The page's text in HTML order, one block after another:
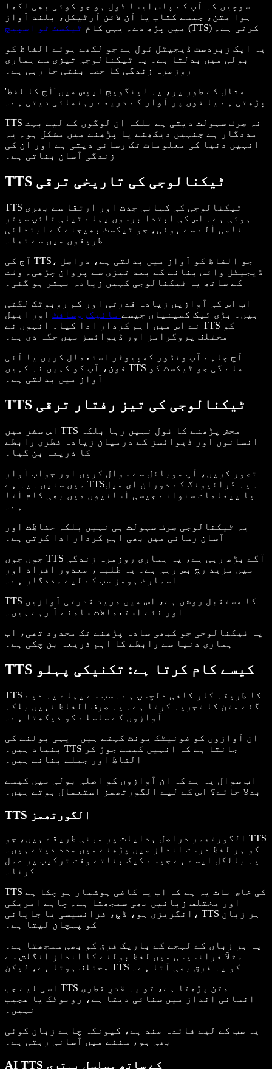
سوچیں کہ آپ کے پاس ایسا ٹول ہو جو کوئی بھی لکھا
ہوا متن، جیسے کتاب یا آن لائن آرٹیکل، بلند آواز
میں پڑھ دے۔ یہی کام ٹیکسٹ ٹو اسپیچ
(TTS) کرتی ہے۔
یہ ایک زبردست ڈیجیٹل ٹول ہے جو لکھے ہوئے الفاظ کو
بولی میں بدلتا ہے۔ یہ ٹیکنالوجی تیزی سے ہماری
مثال کے طور پر، یہ لینگویج ایپس میں 'آج کا لفظ'
پڑھتی ہے یا فون پر آواز کے ذریعے رہنمائی دیتی ہے۔
TTS نہ صرف سہولت دیتی ہے بلکہ ان لوگوں کے لیے بہت
مددگار ہے جنہیں دیکھنے یا پڑھنے میں مشکل ہو۔ یہ
انہیں دنیا کی معلومات تک رسائی دیتی ہے اور ان کی
زندگی آسان بناتی ہے۔
TTS ٹیکنالوجی کی تاریخی ترقی
TTS ٹیکنالوجی کی کہانی جدت اور ارتقا سے بھری
ہوئی ہے۔ اس کی ابتدا برسوں پہلے ٹیلی ٹائپ سیٹر
نامی آلے سے ہوئی، جو ٹیکسٹ بھیجنے کے ابتدائی
طریقوں میں سے تھا۔
آج کی TTS، جو الفاظ کو آواز میں بدلتی ہے، دراصل
ڈیجیٹل وائس بنانے کے بعد تیزی سے پروان چڑھی۔ وقت
کے ساتھ یہ ٹیکنالوجی کہیں زیادہ بہتر ہو گئی۔
اب اس کی آوازیں زیادہ قدرتی اور کم روبوٹک لگتی
ہیں۔ بڑی ٹیک کمپنیاں جیسے مائیکروسافٹ اور ایپل
نے اس میں اہم کردار ادا کیا۔ انہوں نے TTS کو
مختلف پروگرامز اور ڈیوائسز میں جگہ دی ہے۔
آج چاہے آپ ونڈوز کمپیوٹر استعمال کریں یا آئی
فون، آپ کو کہیں نہ کہیں TTS ملے گی جو ٹیکسٹ کو
آواز میں بدلتی ہے۔
TTS ٹیکنالوجی کی تیز رفتار ترقی
اس سفر میں TTS محض پڑھنے کا ٹول نہیں رہا بلکہ
انسانوں اور ڈیوائسز کے درمیان زیادہ فطری رابطے
کا ذریعہ بن گیا۔
تصور کریں، آپ موبائل سے سوال کریں اور جواب آواز
میں سنیں۔ یہ ہے TTS۔ یہ ڈرائیونگ کے دوران ای میل
یا پیغامات سنوانے جیسی آسانیوں میں بھی کام آتا
ہے۔
یہ ٹیکنالوجی صرف سہولت ہی نہیں بلکہ حفاظت اور
آسان رسائی میں بھی اہم کردار ادا کرتی ہے۔
جوں جوں TTS آگے بڑھ رہی ہے، یہ ہماری روزمرہ زندگی
میں مزید رچ بس رہی ہے۔ یہ طلبہ، معذور افراد اور
اسمارٹ ہومز سب کے لیے مددگار ہے۔
TTS کا مستقبل روشن ہے، اس میں مزید قدرتی آوازیں
یہ ٹیکنالوجی جو کبھی سادہ پڑھنے تک محدود تھی، اب
ہماری دنیا سے رابطے کا اہم ذریعہ بن چکی ہے۔
TTS کیسے کام کرتا ہے: تکنیکی پہلو
TTS کا طریقہ کار کافی دلچسپ ہے۔ سب سے پہلے یہ دیے
گئے متن کا تجزیہ کرتا ہے۔ یہ صرف الفاظ نہیں بلکہ
ان آوازوں کو فونیٹک یونٹ کہتے ہیں – یہی بولنے کی
بنیاد ہیں۔ TTS جانتا ہے کہ انہیں کیسے جوڑ کر
الفاظ اور جملے بنانے ہیں۔
اب سوال یہ ہے کہ ان آوازوں کو اصلی بولی میں کیسے
TTS الگورتھمز
الگورتھمز دراصل ہدایات پر مبنی طریقے ہیں، جو TTS
کو ہر لفظ درست انداز میں پڑھنے میں مدد دیتے ہیں۔
یہ بالکل ایسے ہے جیسے کیک بناتے وقت ترکیب پر عمل
کرنا۔
TTS کی خاص بات یہ ہے کہ اب یہ کافی ہوشیار ہو چکا ہے
اور مختلف زبانیں بھی سمجھتا ہے۔ چاہے امریکی
انگریزی ہو، ڈچ، فرانسیسی یا جاپانی، TTS ہر زبان
کو پہچان لیتا ہے۔
یہ ہر زبان کے لہجے کے باریک فرق کو بھی سمجھتا ہے۔
مثلاً فرانسیسی میں لفظ بولنے کا انداز انگلش سے
مختلف ہوتا ہے، لیکن TTS کو یہ فرق بھی آتا ہے۔
اسی لیے جب TTS متن پڑھتا ہے، تو یہ قدرِ فطری
انسانی انداز میں سنائی دیتا ہے، روبوٹک یا عجیب
یہ سب کے لیے فائدہ مند ہے، کیونکہ چاہے زبان کوئی
بھی ہو، سننے میں آسانی رہتی ہے۔
AI TTS کے ساتھ مسلسل بہتری